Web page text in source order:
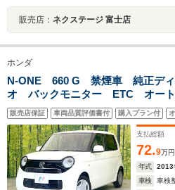
販売店： ネクステージ 富士店
ホンダ
N-ONE 660 G 禁煙車 純正ディ
オ バックモニター ETC オー
キー Bluetooth HDMI端子 ヘッ
ー 電動格納ミラー アームスト
販売店保証 車両品質評価書付 購入プラン付
支払総額
72.9万円
年式
2013
車検
車検